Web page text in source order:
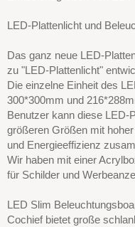
LED-Plattenlicht und
Das ganz neue LED-
zu "LED-Plattenlicht"
Die einzelne Einheit des
300*300mm und
Benutzer kann diese LED-
größeren Größen mit
und Energieeffizienz
Wir haben mit einer
für Schilder und
LED Slim
Cochief bietet große